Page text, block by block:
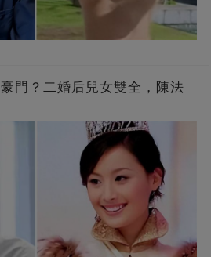
門？二婚后兒女雙全，陳法